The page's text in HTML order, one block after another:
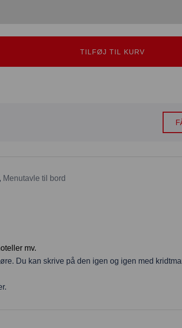
TILFØJ TIL KURV
, Menutavle til bord
mv.
Du kan skrive på den igen og igen med